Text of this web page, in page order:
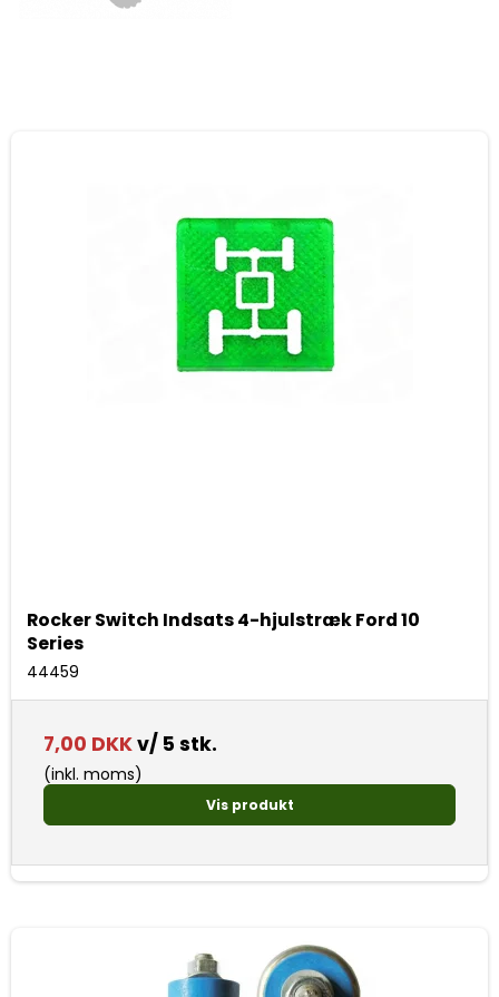
Rocker Switch Indsats 4-hjulstræk Ford 10
Series
44459
7,00 DKKv/ 5 stk.
(inkl. moms)
Vis produkt